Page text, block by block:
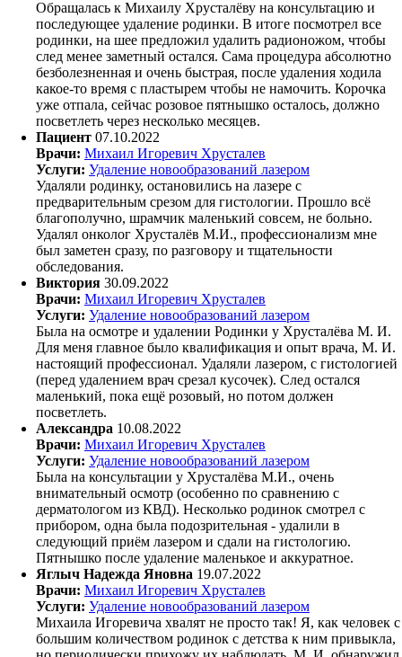
Обращалась к Михаилу Хрусталёву на консультацию и
последующее удаление родинки. В итоге посмотрел все
родинки, на шее предложил удалить радионожом, чтобы
след менее заметный остался. Сама процедура абсолютно
безболезненная и очень быстрая, после удаления ходила
какое-то время с пластырем чтобы не намочить. Корочка
уже отпала, сейчас розовое пятнышко осталось, должно
посветлеть через несколько месяцев.
Пациент 07.10.2022
Врачи: Михаил Игоревич Хрусталев
Услуги: Удаление новообразований лазером
Удаляли родинку, остановились на лазере с
предварительным срезом для гистологии. Прошло всё
благополучно, шрамчик маленький совсем, не больно.
Удалял онколог Хрусталёв М.И., профессионализм мне
был заметен сразу, по разговору и тщательности
обследования.
Виктория 30.09.2022
Врачи: Михаил Игоревич Хрусталев
Услуги: Удаление новообразований лазером
Была на осмотре и удалении Родинки у Хрусталёва М. И.
Для меня главное было квалификация и опыт врача, М. И.
настоящий профессионал. Удаляли лазером, с гистологией
(перед удалением врач срезал кусочек). След остался
маленький, пока ещё розовый, но потом должен
посветлеть.
Александра 10.08.2022
Врачи: Михаил Игоревич Хрусталев
Услуги: Удаление новообразований лазером
Была на консультации у Хрусталёва М.И., очень
внимательный осмотр (особенно по сравнению с
дерматологом из КВД). Несколько родинок смотрел с
прибором, одна была подозрительная - удалили в
следующий приём лазером и сдали на гистологию.
Пятнышко после удаление маленькое и аккуратное.
Яглыч Надежда Яновна 19.07.2022
Врачи: Михаил Игоревич Хрусталев
Услуги: Удаление новообразований лазером
Михаила Игоревича хвалят не просто так! Я, как человек с
большим количеством родинок с детства к ним привыкла,